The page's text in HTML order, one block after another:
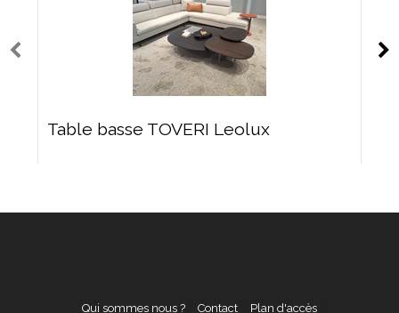
Table basse TOVERI Leolux
Qui sommes nous ? Contact Plan d'accès